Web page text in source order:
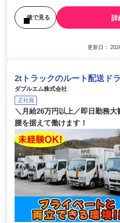
後で見る 詳
更新日：
2tトラックのルート配送ド
ダブルエム株式会社
正社員
＼月給26万円以上／即日勤務大
腰を据えて働けます！